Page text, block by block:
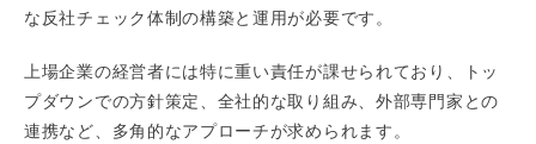
な反社チェック体制の構築と運用が必要です。
上場企業の経営者には特に重い責任が課せられており、トッ
プダウンでの方針策定、全社的な取り組み、外部専門家との
連携など、多角的なアプローチが求められます。